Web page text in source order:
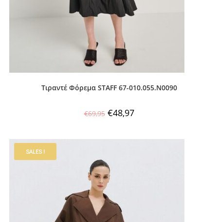
Τιραντέ Φόρεμα STAFF 67-010.055.Ν0090
€69,95 €48,97
SALES !